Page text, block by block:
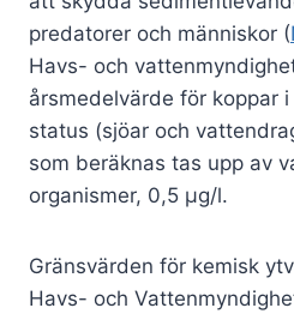
predatorer och människor (
Havs- och
årsmedelvärde för koppar
status (sjöar och
som beräknas tas upp av
organismer, 0,5 µg/l.
Gränsvärden för kemisk
Havs- och